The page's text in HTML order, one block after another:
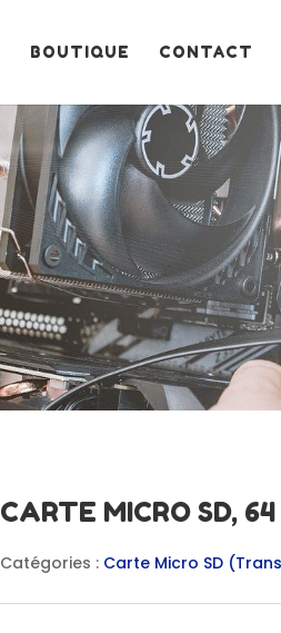
BOUTIQUE CONTACT
CARTE MICRO SD,
Catégories : Carte Micro SD